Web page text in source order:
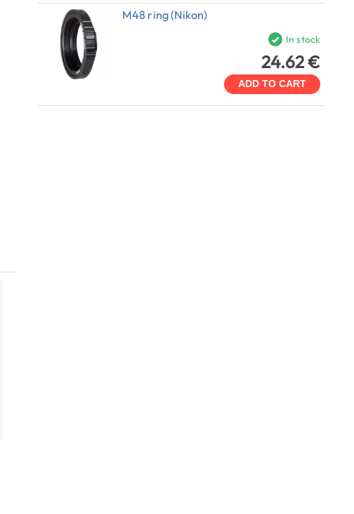
M48 ring (Nikon)
In stock
24.62 €
ADD TO CART